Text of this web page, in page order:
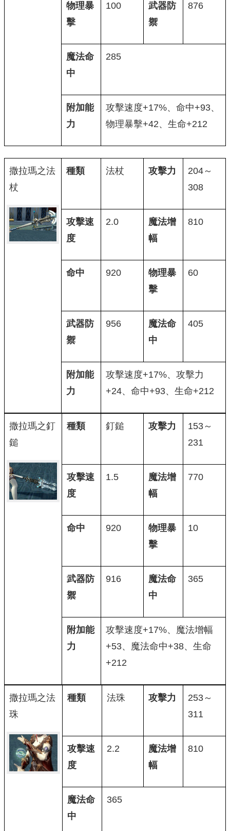
物理暴
擊
100
武器防
禦
876
魔法命
中
285
附加能
力
攻擊速度+17%、命中+93、
物理暴擊+42、生命+212
撒拉瑪之法
杖
種類 法杖 攻擊力
204～
308
攻擊速
度
2.0
魔法增
幅
810
命中 920
物理暴
擊
60
武器防
禦
956
魔法命
中
405
附加能
力
攻擊速度+17%、攻擊力
+24、命中+93、生命+212
撒拉瑪之釘
鎚
種類 釘鎚 攻擊力
153～
231
攻擊速
度
1.5
魔法增
幅
770
命中 920
物理暴
擊
10
武器防
禦
916
魔法命
中
365
附加能
力
攻擊速度+17%、魔法增幅
+53、魔法命中+38、生命
+212
撒拉瑪之法
珠
種類 法珠 攻擊力
253～
311
攻擊速
度
2.2
魔法增
幅
810
魔法命
中
365